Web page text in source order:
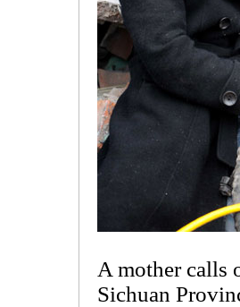
A mother calls
Sichuan